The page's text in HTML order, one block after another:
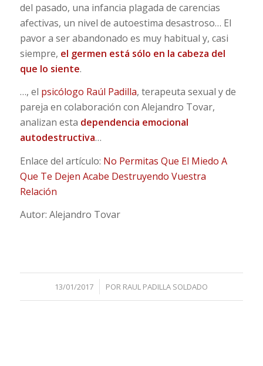
del pasado, una infancia plagada de carencias
afectivas, un nivel de autoestima desastroso… El
pavor a ser abandonado es muy habitual y, casi
siempre, el germen está sólo en la cabeza del
que lo siente.
…, el psicólogo Raúl Padilla, terapeuta sexual y de
pareja en colaboración con Alejandro Tovar,
analizan esta dependencia emocional
autodestructiva…
Enlace del artículo: No Permitas Que El Miedo A
Que Te Dejen Acabe Destruyendo Vuestra
Relación
Autor: Alejandro Tovar
13/01/2017
/ POR RAUL PADILLA SOLDADO